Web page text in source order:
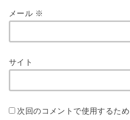
メール ※
サイト
次回のコメントで使用するた